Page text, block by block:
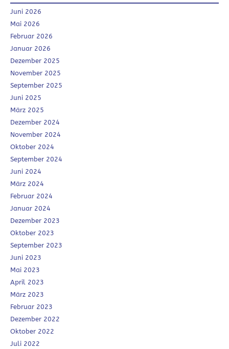
Juni 2026
Mai 2026
Februar 2026
Januar 2026
Dezember 2025
November 2025
September 2025
Juni 2025
März 2025
Dezember 2024
November 2024
Oktober 2024
September 2024
Juni 2024
März 2024
Februar 2024
Januar 2024
Dezember 2023
Oktober 2023
September 2023
Juni 2023
Mai 2023
April 2023
März 2023
Februar 2023
Dezember 2022
Oktober 2022
Juli 2022